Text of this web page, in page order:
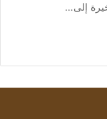
إلى…